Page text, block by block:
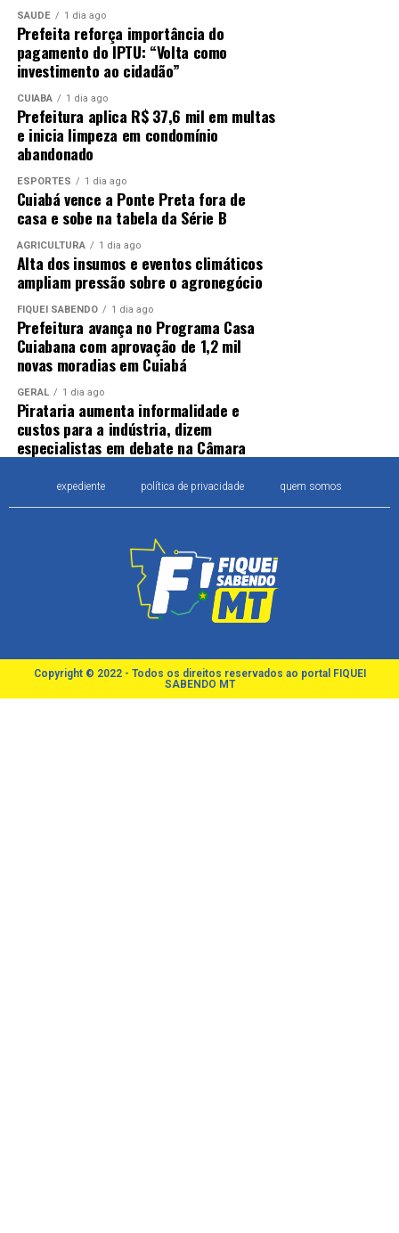
SAÚDE 1 dia ago
Prefeita reforça importância do
pagamento do IPTU: “Volta como
investimento ao cidadão”
CUIABÁ 1 dia ago
Prefeitura aplica R$ 37,6 mil em multas
e inicia limpeza em condomínio
abandonado
ESPORTES 1 dia ago
Cuiabá vence a Ponte Preta fora de
casa e sobe na tabela da Série B
AGRICULTURA 1 dia ago
Alta dos insumos e eventos climáticos
ampliam pressão sobre o agronegócio
FIQUEI SABENDO 1 dia ago
Prefeitura avança no Programa Casa
Cuiabana com aprovação de 1,2 mil
novas moradias em Cuiabá
GERAL 1 dia ago
Pirataria aumenta informalidade e
custos para a indústria, dizem
especialistas em debate na Câmara
expediente política de privacidade quem somos
Copyright © 2022 - Todos os direitos reservados ao portal FIQUEI
SABENDO MT